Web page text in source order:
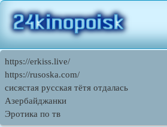
https://erkiss.live/
https://rusoska.com/
сисястая русская тётя отдалась
Азербайджанки
Эротика по тв